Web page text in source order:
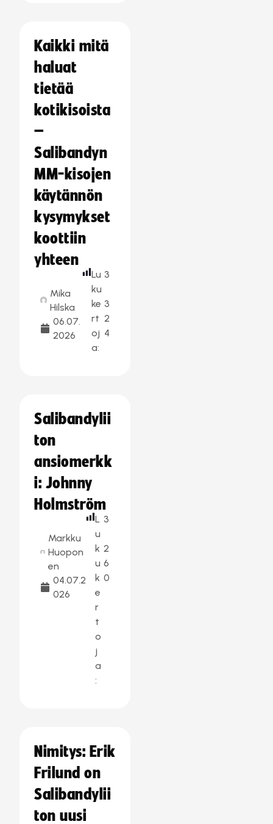
Kaikki mitä
haluat
tietää
kotikisoista
–
Salibandyn
MM-kisojen
käytännön
kysymykset
koottiin
yhteen
Mika
Hilska
06.07.
2026
Lu
ku
ke
rt
oj
a:
3
3
2
4
Salibandylii
ton
ansiomerkk
i: Johnny
Holmström
Markku
Huopon
en
04.07.2
026
L
u
k
u
k
e
r
t
o
j
a
:
3
2
6
0
Nimitys: Erik
Frilund on
Salibandylii
ton uusi